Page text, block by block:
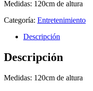
Medidas: 120cm de altura
Categoría: Entretenimiento
Descripción
Descripción
Medidas: 120cm de altura